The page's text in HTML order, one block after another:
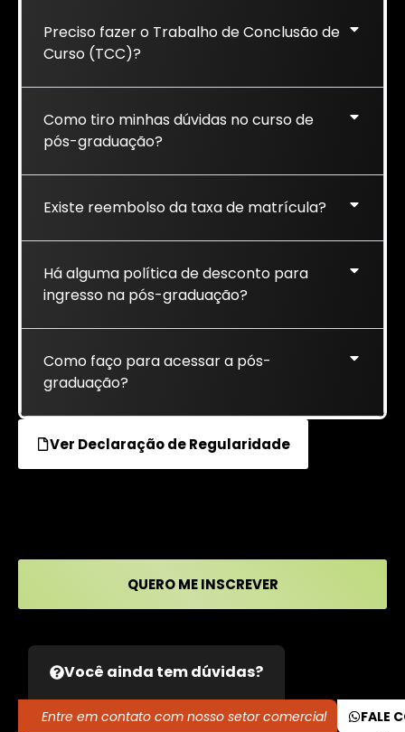
Preciso fazer o Trabalho de Conclusão de
Curso (TCC)?
Como tiro minhas dúvidas no curso de
pós-graduação?
Existe reembolso da taxa de matrícula?
Há alguma política de desconto para
ingresso na pós-graduação?
Como faço para acessar a pós-
graduação?
Ver Declaração de Regularidade
QUERO ME INSCREVER
Você ainda tem dúvidas?
Entre em contato com nosso setor comercial FALE